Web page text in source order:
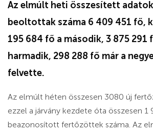
Az elmúlt heti összesített
beoltottak száma 6 409 451 fő,
195 684 fő a második, 3 875 291
harmadik, 298 288 fő már a
felvette.
Az elmúlt héten összesen 3080 új
ezzel a járvány kezdete óta összesen 1
beazonosított fertőzöttek száma. Az